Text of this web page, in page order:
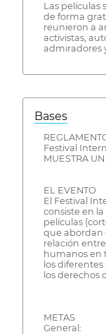
Las películas
de forma
reunieron a
activistas,
admiradores
Bases
Festival
MUESTRA
EL EVENTO
El Festival
consiste en
películas
que abordan
relación
humanos en
los
los derechos
METAS
General: